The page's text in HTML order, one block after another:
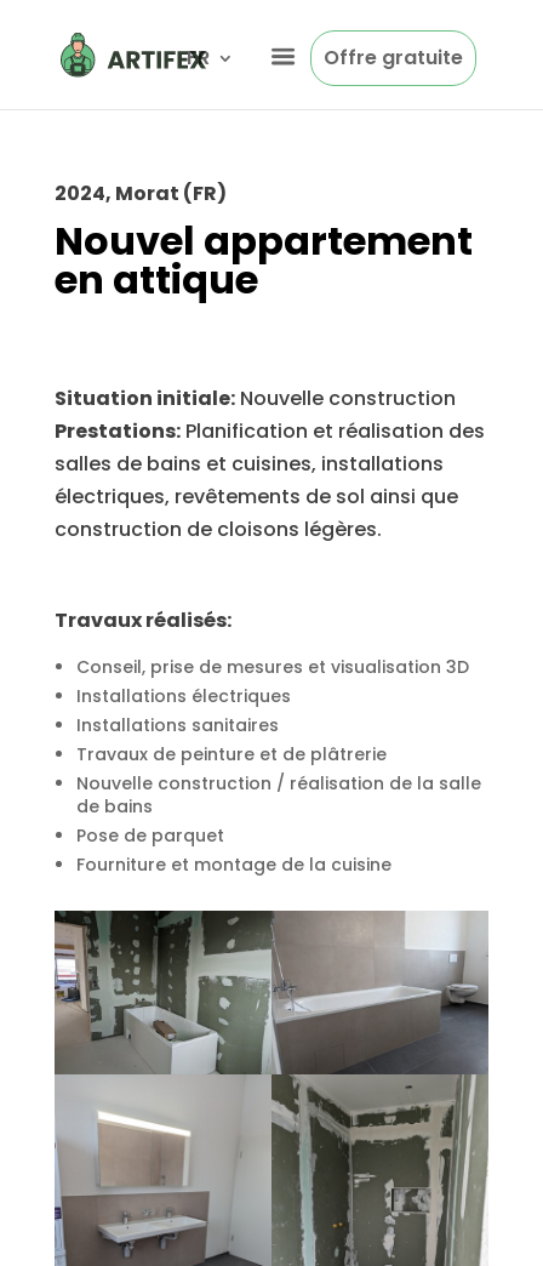
FR Offre gratuite
2024, Morat (FR)
Nouvel appartement
en attique
Situation initiale:Nouvelle construction
Prestations:Planification et réalisation des
salles de bains et cuisines, installations
électriques, revêtements de sol ainsi que
construction de cloisons légères.
Travaux réalisés:
Conseil, prise de mesures et visualisation 3D
Installations électriques
Installations sanitaires
Travaux de peinture et de plâtrerie
Nouvelle construction / réalisation de la salle
de bains
Pose de parquet
Fourniture et montage de la cuisine